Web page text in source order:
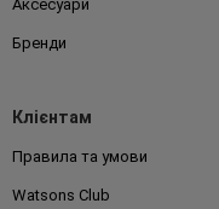
Аксесуари
Бренди
Клієнтам
Правила та умови
Watsons Club